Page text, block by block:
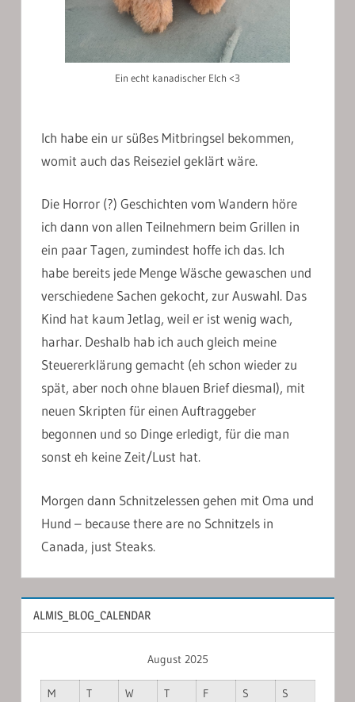
Ein echt kanadischer Elch <3
Ich habe ein ur süßes Mitbringsel bekommen,
womit auch das Reiseziel geklärt wäre.
Die Horror (?) Geschichten vom Wandern höre
ich dann von allen Teilnehmern beim Grillen in
ein paar Tagen, zumindest hoffe ich das. Ich
habe bereits jede Menge Wäsche gewaschen und
verschiedene Sachen gekocht, zur Auswahl. Das
Kind hat kaum Jetlag, weil er ist wenig wach,
harhar. Deshalb hab ich auch gleich meine
Steuererklärung gemacht (eh schon wieder zu
spät, aber noch ohne blauen Brief diesmal), mit
neuen Skripten für einen Auftraggeber
begonnen und so Dinge erledigt, für die man
sonst eh keine Zeit/Lust hat.
Morgen dann Schnitzelessen gehen mit Oma und
Hund – because there are no Schnitzels in
Canada, just Steaks.
ALMIS_BLOG_CALENDAR
August 2025
M T W T F S
S